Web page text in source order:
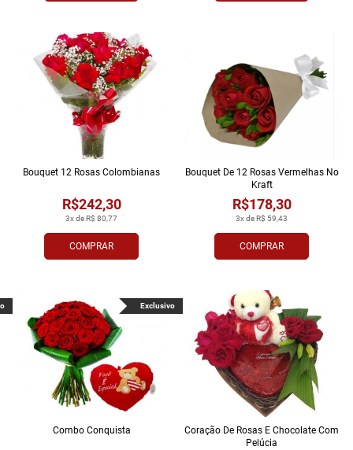
COMPRAR
3x de R$ 80,77
R$242,30
Bouquet 12 Rosas Colombianas
COMPRAR
3x de R$ 59,43
R$178,30
Bouquet De 12 Rosas Vermelhas No
Kraft
Combo Conquista
Exclusivo
Coração De Rosas E Chocolate Com
Pelúcia